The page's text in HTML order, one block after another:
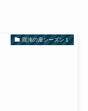
混沌の扉シーズン１